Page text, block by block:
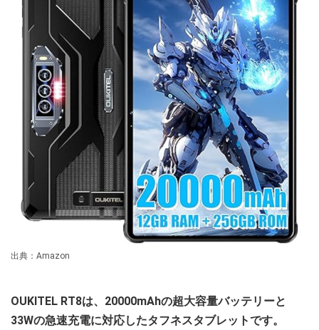
出典：Amazon
OUKITEL RT8は、20000mAhの超大容量バッテリーと
33Wの急速充電に対応したタフネスタブレットです。